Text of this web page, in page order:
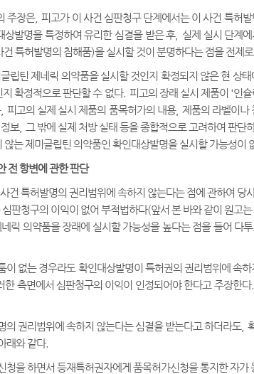
주장은,피고가 이 사건 심판청구 단계에서는 이 사건 특허
상발명을 특정하여 유리한 심결을 받은 후, 실제 실시 단계
건 특허발명의 침해품)을 실시할 것이 분명하다는 점을 전제
립틴 제네릭 의약품을 실시할 것인지 확정되지 않은 현 상
확정적으로 판단할 수 없다. 피고의 장래 실시 제품이 ‘인슐
, 피고의 실제 실시 제품의 품목허가의 내용, 제품의 라벨이나
보 그 밖에 실제 처방 실태 등을 종합적으로 고려하여 판단
는 제미글립틴 의약품인 확인대상발명을 실시할 가능성이
전 항변에 관한 판단
건 특허발명의 권리범위에 속하지 않는다는 점에 관하여 당
판청구의 이익이 없어 부적법하다(앞서 본 바와 같이 원고
릭 의약품을 장래에 실시할 가능성을 높다는 점을 들어 다
이 없는 경우라도 확인대상발명이 특허권의 권리범위에 속하
한 측면에서 심판청구의 이익이 인정되어야 한다고 주장한다.
의 권리범위에 속하지 않는다는 심결을 받는다고 하더라도
래와 같다.
을 하면서 등재특허권자에게 품목허가신청을 통지한 자가